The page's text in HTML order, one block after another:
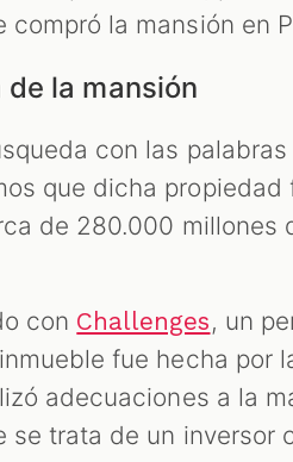
compró la mansión en
de la mansión
con las palabras
que dicha propiedad
de 280.000 millones
con Challenges, un
fue hecha por
adecuaciones a la
se trata de un inversor